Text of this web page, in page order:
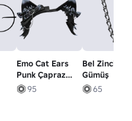
Emo Cat Ears
Punk Çapraz
Kafa Bantları
Siyah n Mavi
95
Bel Zinciri
Gümüş
65